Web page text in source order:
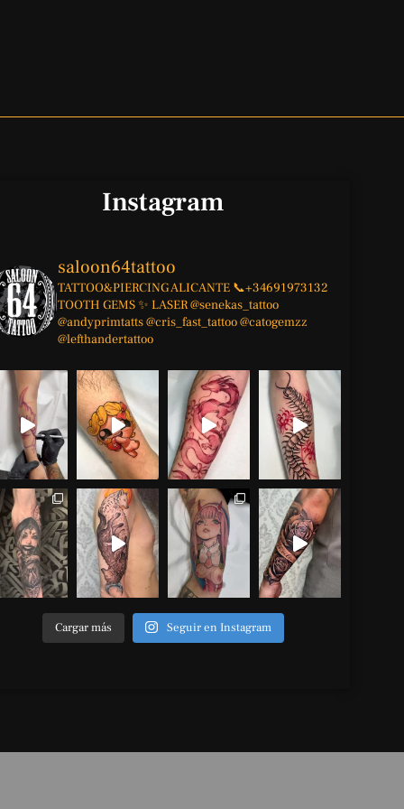
Instagram
saloon64tattoo
TATTOO&PIERCINGALICANTE 📞+34691973132
TOOTH GEMS ✨ LASER@senekas_tattoo
@andyprimtatts@cris_fast_tattoo@catogemzz
@lefthandertattoo
Cargar más Seguir en Instagram